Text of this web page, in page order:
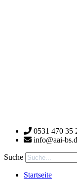
0531 470 35
info@aai-
Suche
Startseite